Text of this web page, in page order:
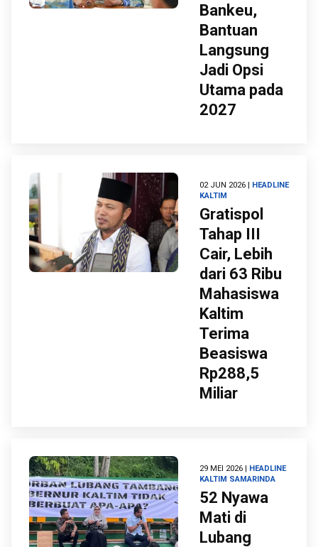
Bankeu,
Bantuan
Langsung
Jadi Opsi
Utama pada
2027
02 JUN 2026 | HEADLINE
KALTIM
Gratispol
Tahap III
Cair, Lebih
dari 63 Ribu
Mahasiswa
Kaltim
Terima
Beasiswa
Rp288,5
Miliar
29 MEI 2026 | HEADLINE
KALTIM SAMARINDA
52 Nyawa
Mati di
Lubang